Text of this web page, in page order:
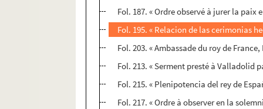
Fol. 187. « Ordre observé à jurer la
Fol. 195. « Relacion de las cerimonias
Fol. 203. « Ambassade du roy de
Fol. 213. « Serment presté à
Fol. 215. « Plenipotencia del rey de
Fol. 217. « Ordre à observer en la